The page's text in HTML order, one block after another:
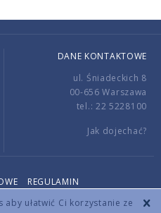
ułatwić Ci korzystanie ze
DANE KONTAKTOWE
ul. Śniadeckich 8
00-656 Warszawa
tel.: 22 5228100
Jak dojechać?
REGULAMIN
All rights reserved.